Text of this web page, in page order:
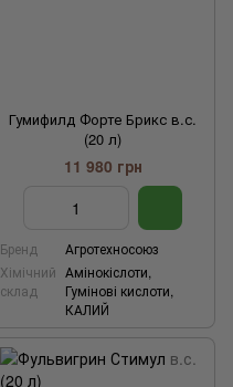
Гумифилд Форте Брикс в.с.
(20 л)
11 980 грн
Бренд
Агротехносоюз
Хімічний
склад
Амінокіслоти,
Гумінові кислоти,
КАЛИЙ